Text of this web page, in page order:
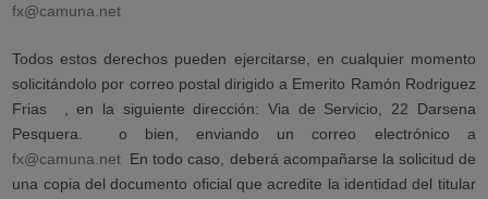
fx@camuna.net
Todos estos derechos pueden ejercitarse, en cualquier momento
solicitándolo por correo postal dirigido a Emerito Ramón Rodriguez
Frias
, en la siguiente dirección: Via de Servicio, 22 Darsena
Pesquera.
o bien, enviando un correo electrónico a
fx@camuna.net En todo caso, deberá acompañarse la solicitud de
una copia del documento oficial que acredite la identidad del titular